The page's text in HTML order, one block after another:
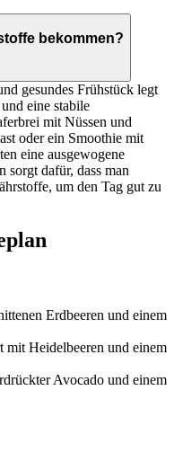
bekommen?
gesundes Frühstück legt
eine stabile
mit Nüssen und
oder ein Smoothie mit
eine ausgewogene
dafür, dass man
um den Tag gut zu
Erdbeeren und einem
mit Heidelbeeren und einem
Avocado und einem